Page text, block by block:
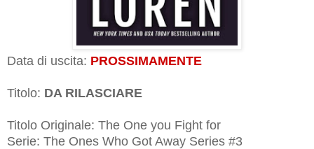
Data di uscita: PROSSIMAMENTE
Titolo: DA RILASCIARE
Titolo Originale: The One you Fight for
Serie: The Ones Who Got Away Series #3